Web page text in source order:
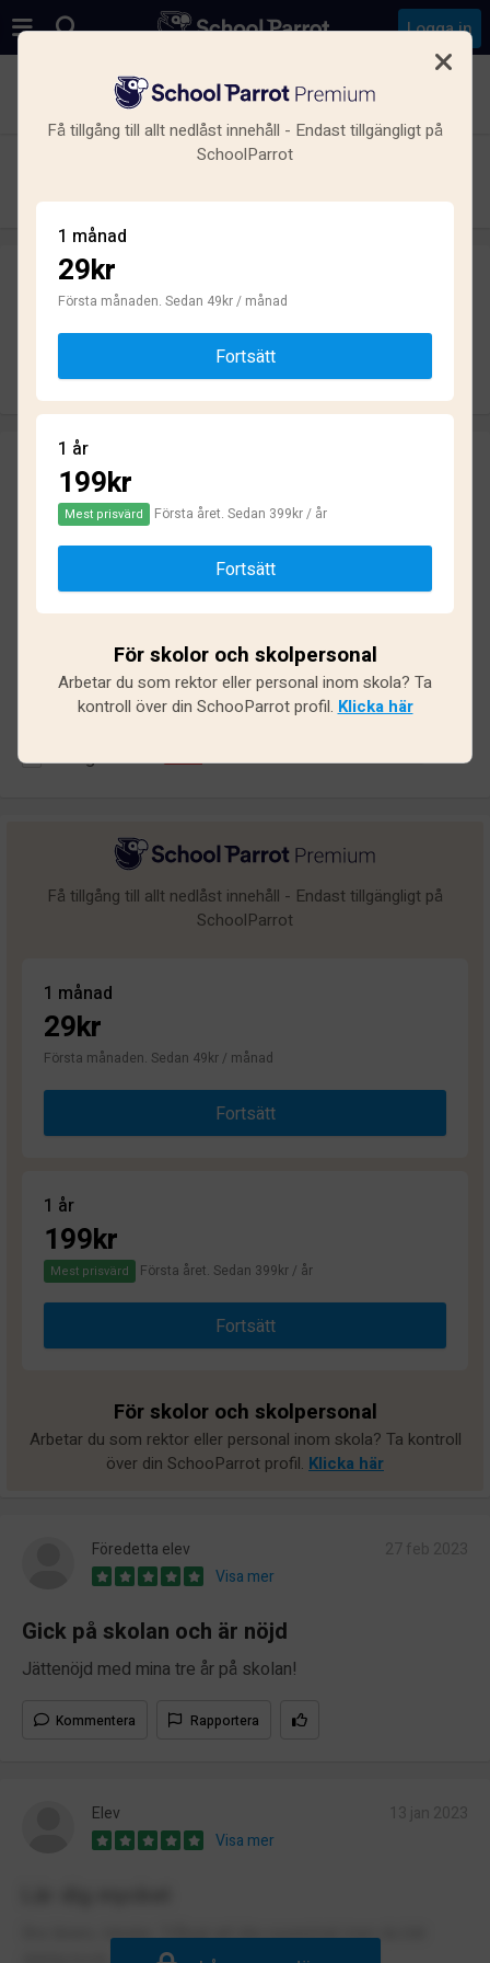
Logga in
Se alla skolor i Johanneshov, Enskede-Årsta-Vantör,
Stockholms Hotell och Restaurangskola
Gymnasium · Kommunal · Johanneshov
Skriv ett omdömehelt anonymt
Skriv omdöme
Omdömen
3.3
Baserat på13omdömen och98svar
Utmärkt
Medel
Dålig
2
Få tillgång till allt nedlåst innehåll - Endast tillgängligt på
SchoolParrot
1 månad
29kr
Första månaden. Sedan 49kr / månad
Fortsätt
1 år
199kr
Mest prisvärd Första året. Sedan 399kr / år
Fortsätt
För skolor och skolpersonal
Arbetar du som rektor eller personal inom skola? Ta kontroll
över din SchooParrot profil. Klicka här
Föredetta elev
Visa mer
Gick på skolan och är nöjd
Jättenöjd med mina tre år på skolan!
Kommentera Rapportera
Elev
Visa mer
Bra lärare, lokaler. Tråkigt att äta vuxenmat men du blir
Få tillgång till allt nedlåst innehåll - Endast tillgängligt på
SchoolParrot
1 månad
29kr
Första månaden. Sedan 49kr / månad
Fortsätt
1 år
199kr
Mest prisvärd Första året. Sedan 399kr / år
Fortsätt
För skolor och skolpersonal
Arbetar du som rektor eller personal inom skola? Ta
kontroll över din SchooParrot profil. Klicka här